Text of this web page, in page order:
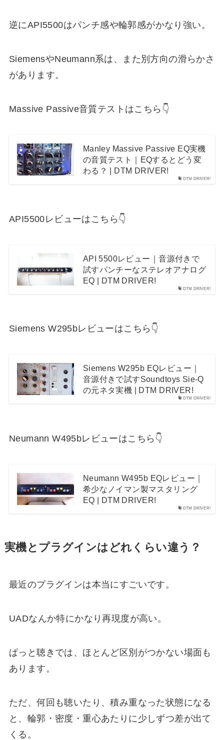
逆にAPI5500はパンチ感や輪郭感がかなり強い。
SiemensやNeumann系は、また別方向の滑らかさ
があります。
Massive Passive音質テストはこちら👇
DTM DRIVER!
Manley Massive Passive EQ実機
の音質テスト｜EQするとどう変
わる？ | DTM DRIVER!
API5500レビューはこちら👇
DTM DRIVER!
API 5500レビュー｜音源付きで
試すパンチーなステレオアナログ
EQ | DTM DRIVER!
Siemens W295bレビューはこちら👇
DTM DRIVER!
Siemens W295b EQレビュー｜
音源付きで試すSoundtoys Sie-Q
の元ネタ実機 | DTM DRIVER!
Neumann W495bレビューはこちら👇
DTM DRIVER!
Neumann W495b EQレビュー｜
希少なノイマン製マスタリング
EQ | DTM DRIVER!
実機とプラグインはどれくらい違う？
最近のプラグインは本当にすごいです。
UADなんか特にかなり再現度が高い。
ぱっと聴きでは、ほとんど区別がつかない場面も
あります。
ただ、何回も聴いたり、積み重なった状態になる
と、輪郭・密度・重心あたりに少しずつ差が出て
くる。